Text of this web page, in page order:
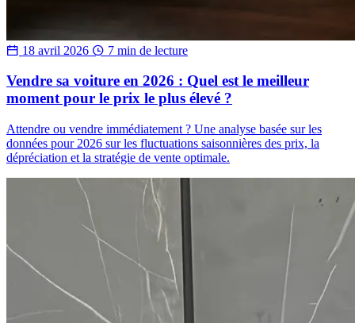
18 avril 2026 7 min de lecture
Vendre sa voiture en 2026 : Quel est le meilleur
moment pour le prix le plus élevé ?
Attendre ou vendre immédiatement ? Une analyse basée sur les
données pour 2026 sur les fluctuations saisonnières des prix, la
dépréciation et la stratégie de vente optimale.